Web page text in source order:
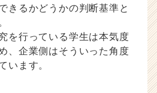
きるかどうかの判断基準と
を行っている学生は本気度
、企業側はそういった角度
います。